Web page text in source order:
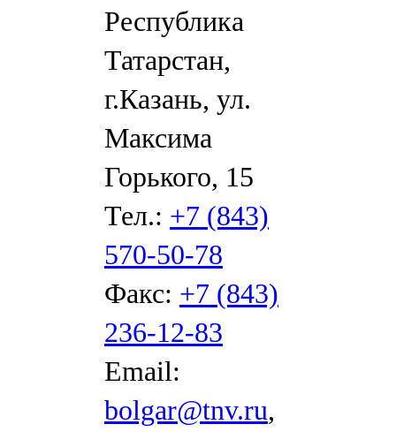
Республика
Татарстан,
г.Казань, ул.
Максима
Горького, 15
Тел.: +7 (843)
570-50-78
Факс: +7 (843)
236-12-83
Email:
bolgar@tnv.ru,